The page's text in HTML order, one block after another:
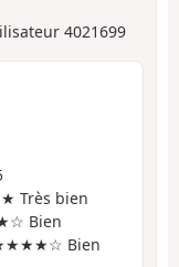
4021699
Très bien
Bien
Bien